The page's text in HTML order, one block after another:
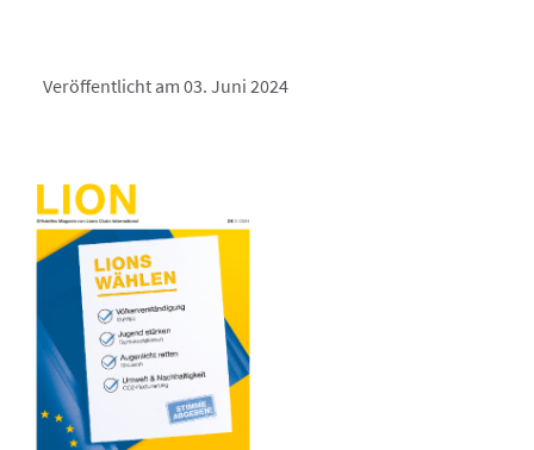
Veröffentlicht am 03. Juni 2024